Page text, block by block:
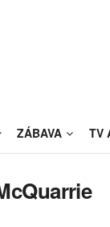
ZÁBAVA TV